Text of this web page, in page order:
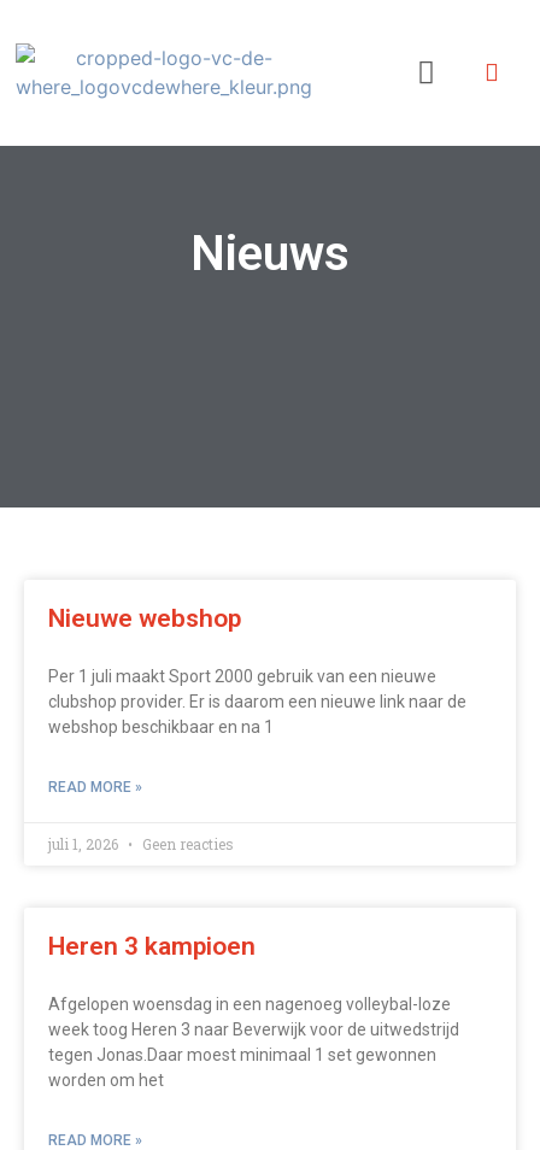
Nieuws
Nieuwe webshop
Per 1 juli maakt Sport 2000 gebruik van een nieuwe
clubshop provider. Er is daarom een nieuwe link naar de
webshop beschikbaar en na 1
READ MORE »
juli 1, 2026 Geen reacties
Heren 3 kampioen
Afgelopen woensdag in een nagenoeg volleybal-loze
week toog Heren 3 naar Beverwijk voor de uitwedstrijd
tegen Jonas.Daar moest minimaal 1 set gewonnen
worden om het
READ MORE »